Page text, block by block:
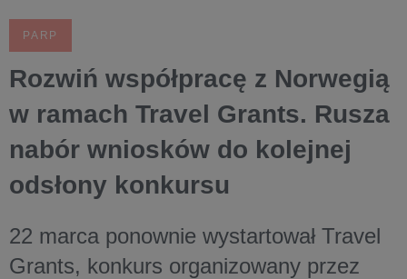
PARP
Rozwiń współpracę z Norwegią
w ramach Travel Grants. Rusza
nabór wniosków do kolejnej
odsłony konkursu
22 marca ponownie wystartował Travel
Grants, konkurs organizowany przez